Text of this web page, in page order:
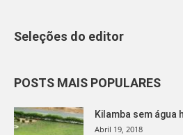
Seleções do editor
POSTS MAIS POPULARES
Kilamba sem água
Abril 19, 2018